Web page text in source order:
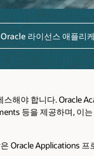
Oracle 라이선스 애플리
해야 합니다. Oracle
등을 제공하며, 이
Oracle Applications